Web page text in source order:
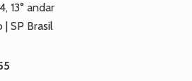
13° andar
SP Brasil